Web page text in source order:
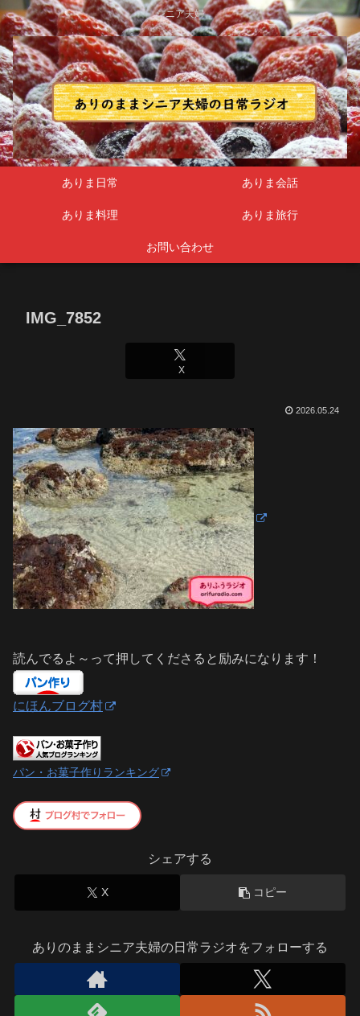
シニア夫婦
ありま日常 ありま会話
ありま料理 ありま旅行
お問い合わせ
IMG_7852
X
2026.05.24
読んでるよ～って押してくださると励みになります！
にほんブログ村
パン・お菓子作りランキング
シェアする
X コピー
ありのままシニア夫婦の日常ラジオをフォローする